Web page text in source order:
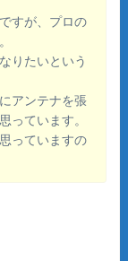
すが、プロの
りたいという
アンテナを張
っています。
っていますの